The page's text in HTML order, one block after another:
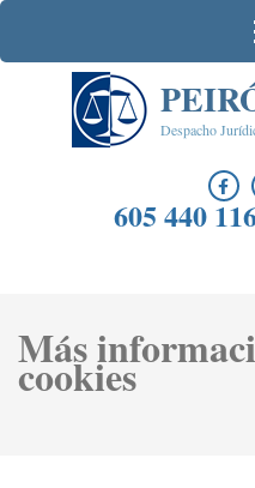
Saltar
contenido
Despacho
605 440
Más
cookies